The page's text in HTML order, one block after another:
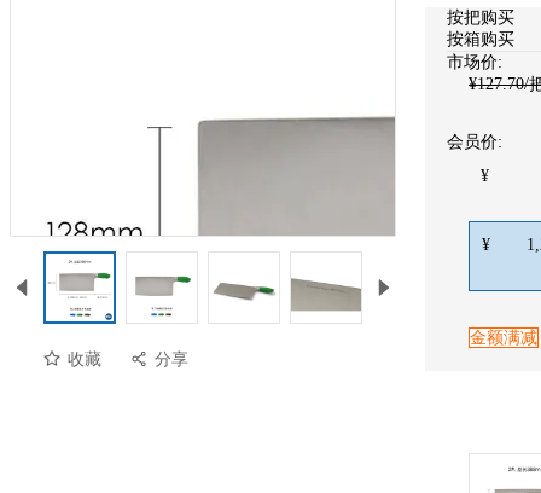
收藏 分享
按把购买
按箱购买
市场价:
¥127.70/
会员价:
¥
¥
金额满减